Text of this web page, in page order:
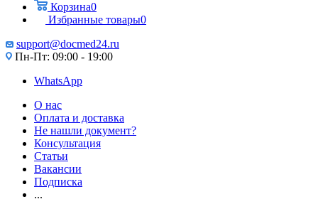
Корзина0
Избранные товары0
support@docmed24.ru
Пн-Пт: 09:00 - 19:00
WhatsApp
О нас
Оплата и доставка
Не нашли документ?
Консультация
Статьи
Вакансии
Подписка
...